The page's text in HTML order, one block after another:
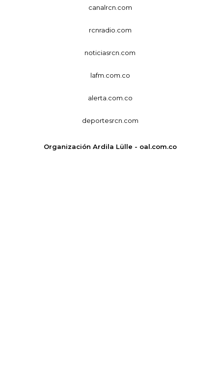
canalrcn.com
rcnradio.com
noticiasrcn.com
lafm.com.co
alerta.com.co
deportesrcn.com
Organización Ardila Lülle - oal.com.co